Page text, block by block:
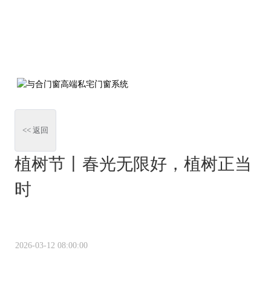
<< 返回
植树节丨春光无限好，植树正当
时
2026-03-12 08:00:00